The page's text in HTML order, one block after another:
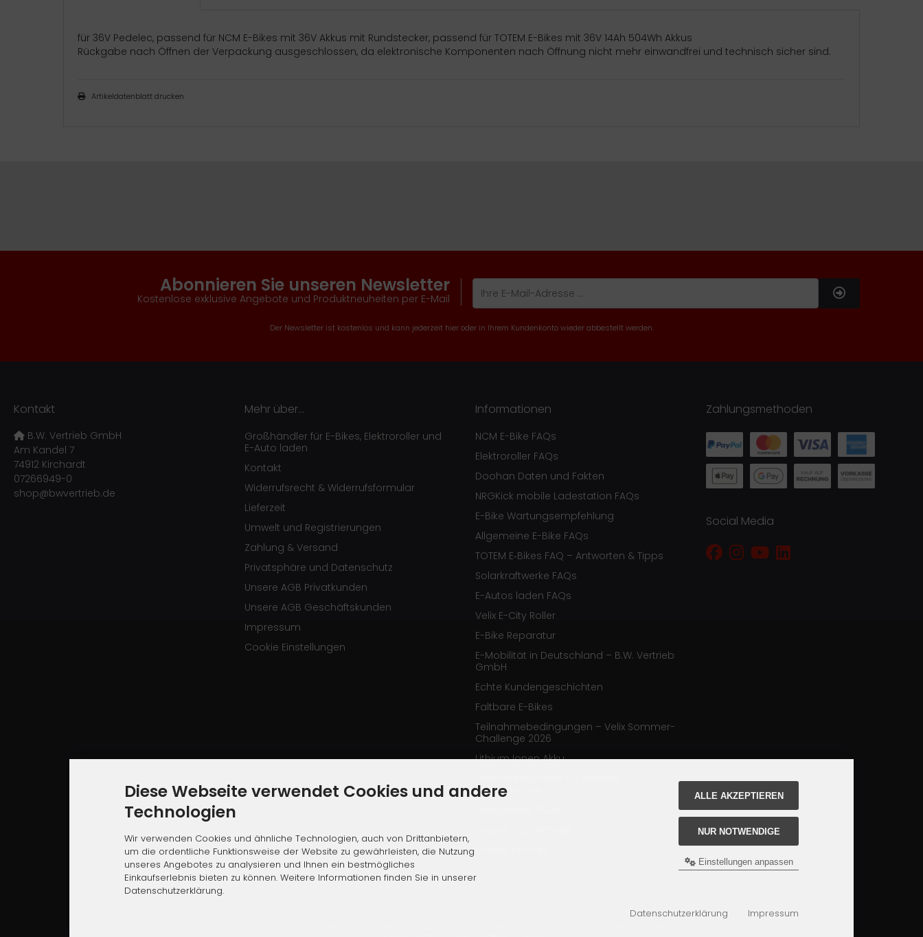
für 36V Pedelec, passend für NCM E-Bikes mit 36V Akkus mit Rundstecker, passend für TOTEM E-Bikes mit 36V 14Ah 504Wh Akkus
Rückgabe nach Öffnen der Verpackung ausgeschlossen, da elektronische Komponenten nach Öffnung nicht mehr einwandfrei und technisch sicher sind.
Artikeldatenblatt drucken
Abonnieren Sie unseren Newsletter
Kostenlose exklusive Angebote und Produktneuheiten per E-Mail
Der Newsletter ist kostenlos und kann jederzeit hier oder in Ihrem Kundenkonto wieder abbestellt werden.
Kontakt
B.W. Vertrieb GmbH
Am Kandel 7
74912 Kirchardt
07266949-0
shop@bwvertrieb.de
Mehr über...
Großhändler für E-Bikes, Elektroroller und
E-Auto laden
Kontakt
Widerrufsrecht & Widerrufsformular
Lieferzeit
Umwelt und Registrierungen
Zahlung & Versand
Privatsphäre und Datenschutz
Unsere AGB Privatkunden
Unsere AGB Geschäftskunden
Impressum
Cookie Einstellungen
Informationen
NCM E-Bike FAQs
Elektroroller FAQs
Doohan Daten und Fakten
NRGKick mobile Ladestation FAQs
E-Bike Wartungsempfehlung
Allgemeine E-Bike FAQs
TOTEM E‑Bikes FAQ – Antworten & Tipps
Solarkraftwerke FAQs
E-Autos laden FAQs
Velix E-City Roller
E-Bike Reparatur
E-Mobilität in Deutschland – B.W. Vertrieb
GmbH
Echte Kundengeschichten
Faltbare E-Bikes
Teilnahmebedingungen – Velix Sommer-
Challenge 2026
Lithium Ionen Akku
Elektromobile
Zahlungsmethoden
Social Media
Diese Webseite verwendet Cookies und andere
Technologien
Wir verwenden Cookies und ähnliche Technologien, auch von Drittanbietern,
um die ordentliche Funktionsweise der Website zu gewährleisten, die Nutzung
unseres Angebotes zu analysieren und Ihnen ein bestmögliches
Einkaufserlebnis bieten zu können. Weitere Informationen finden Sie in unserer
Datenschutzerklärung.
ALLE AKZEPTIEREN
NUR NOTWENDIGE
Einstellungen anpassen
Datenschutzerklärung Impressum